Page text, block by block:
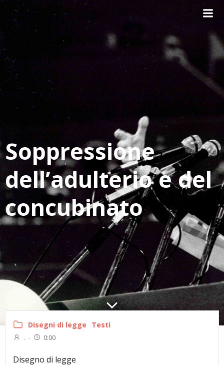
Soppressione
dell’adulterio e del
concubinato
Disegni di legge Testi
. - 0:00
Disegno di legge